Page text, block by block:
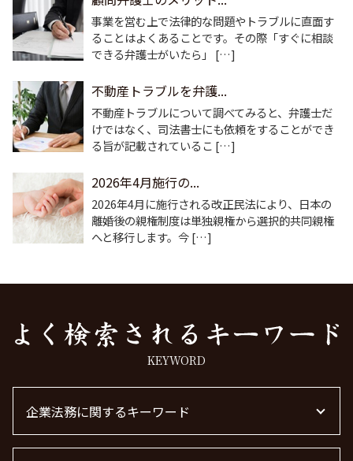
事業を営む上で法律的な問題やトラブルに直面す
ることはよくあることです。その際「すぐに相談
できる弁護士がいたら」 […]
不動産トラブルを弁護...
不動産トラブルについて調べてみると、弁護士だ
けではなく、司法書士にも依頼をすることができ
る旨が記載されているこ […]
2026年4月施行の...
2026年4月に施行される改正民法により、日本の
離婚後の親権制度は単独親権から選択的共同親権
へと移行します。今 […]
KEYWORD
企業法務に関するキーワード